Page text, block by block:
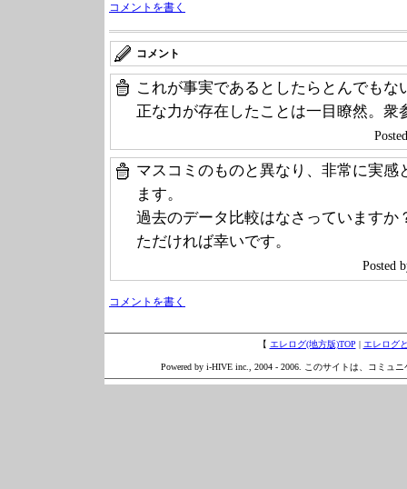
コメントを書く
コメント
これが事実であるとしたらとんでも
正な力が存在したことは一目瞭然。衆
マスコミのものと異なり、非常に実感
ます。
過去のデータ比較はなさっていますか
ただければ幸いです。
Posted
コメントを書く
【 エレログ(地方版)TOP | エレログ
Powered by i-HIVE inc., 2004 - 2006. このサイトは、コミュ